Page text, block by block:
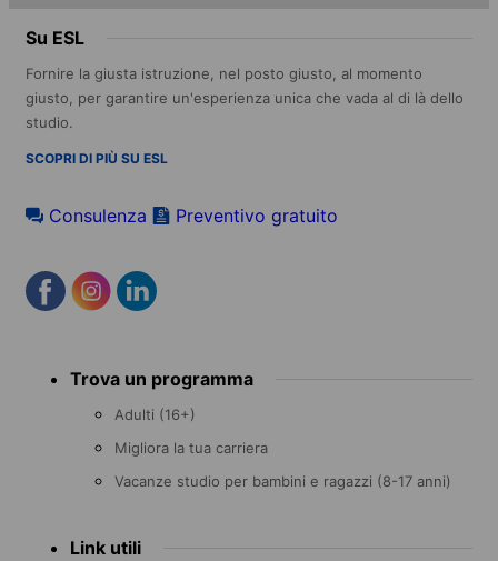
Su ESL
Fornire la giusta istruzione, nel posto giusto, al momento
giusto, per garantire un'esperienza unica che vada al di là dello
studio.
SCOPRI DI PIÙ SU ESL
Consulenza Preventivo gratuito
menuTrova un programma
Adulti (16+)
Migliora la tua carriera
Vacanze studio per bambini e ragazzi (8-17 anni)
Link utili